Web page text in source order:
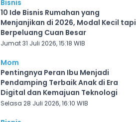
Bisnis
10 Ide Bisnis Rumahan yang
Menjanjikan di 2026, Modal Kecil tapi
Berpeluang Cuan Besar
Jumat 31 Juli 2026, 15:18 WIB
Mom
Pentingnya Peran Ibu Menjadi
Pendamping Terbaik Anak di Era
Digital dan Kemajuan Teknologi
Selasa 28 Juli 2026, 16:10 WIB